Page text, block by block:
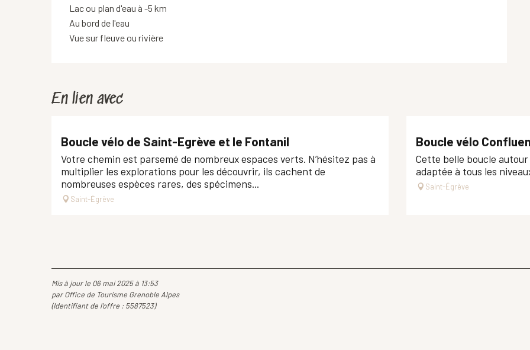
Lac ou plan d'eau à -5 km
Au bord de l'eau
Vue sur fleuve ou rivière
En lien avec
Boucle vélo de Saint-Egrève et le Fontanil
Votre chemin est parsemé de nombreux espaces verts. N’hésitez pas à
multiplier les explorations pour les découvrir, ils cachent de
nombreuses espèces rares, des spécimens...
Saint-Égrève
Boucle vélo
Cette belle boucle autour
adaptée à tous les
Saint-Égrève
Mis à jour le 06 mai 2025 à 13:53
par Office de Tourisme Grenoble Alpes
(Identifiant de l'offre : 5587523)